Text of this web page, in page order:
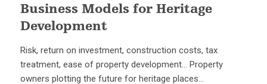
Business Models for Heritage
Development
Risk, return on investment, construction costs, tax
treatment, ease of property development… Property
owners plotting the future for heritage places…